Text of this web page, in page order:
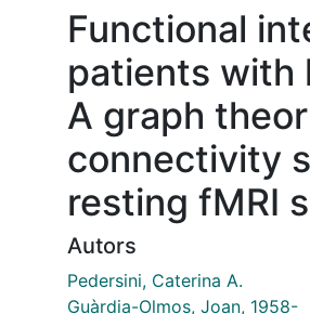
Functional
patients with
A graph
connectivity
resting fMRI
Autors
Pedersini, Caterina A.
Guàrdia-Olmos, Joan, 1958-